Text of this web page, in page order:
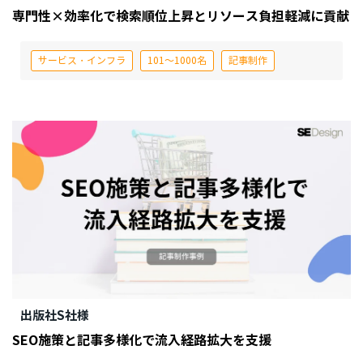
専門性×効率化で検索順位上昇とリソース負担軽減に貢献
サービス・インフラ 101～1000名 記事制作
出版社S社様
SEO施策と記事多様化で流入経路拡大を支援